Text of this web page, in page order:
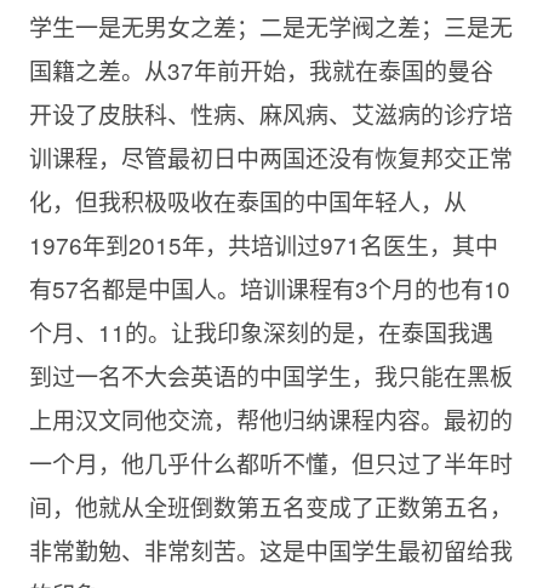
学生一是无男女之差；二是无学阀之差；三是无
国籍之差。从37年前开始，我就在泰国的曼谷
开设了皮肤科、性病、麻风病、艾滋病的诊疗培
训课程，尽管最初日中两国还没有恢复邦交正常
化，但我积极吸收在泰国的中国年轻人，从
1976年到2015年，共培训过971名医生，其中
有57名都是中国人。培训课程有3个月的也有10
个月、11的。让我印象深刻的是，在泰国我遇
到过一名不大会英语的中国学生，我只能在黑板
上用汉文同他交流，帮他归纳课程内容。最初的
一个月，他几乎什么都听不懂，但只过了半年时
间，他就从全班倒数第五名变成了正数第五名，
非常勤勉、非常刻苦。这是中国学生最初留给我